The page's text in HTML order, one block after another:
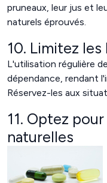
pruneaux, leur jus et
naturels éprouvés.
10. Limitez les
L'utilisation régulière
dépendance, rendant
Réservez-les aux
11. Optez
naturelles